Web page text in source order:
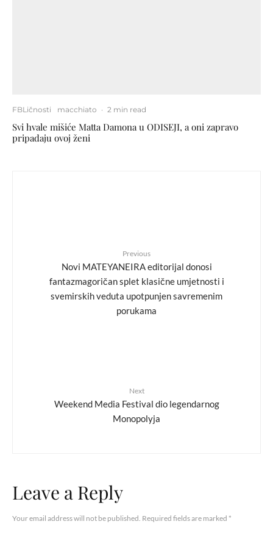
FBLičnosti macchiato · 2 min read
Svi hvale mišiće Matta Damona u ODISEJI, a oni zapravo
pripadaju ovoj ženi
Previous
Novi MATEYANEIRA editorijal donosi
fantazmagoričan splet klasične umjetnosti i
svemirskih veduta upotpunjen savremenim
porukama
Next
Weekend Media Festival dio legendarnog
Monopolyja
Leave a Reply
Your email address will not be published. Required fields are marked *